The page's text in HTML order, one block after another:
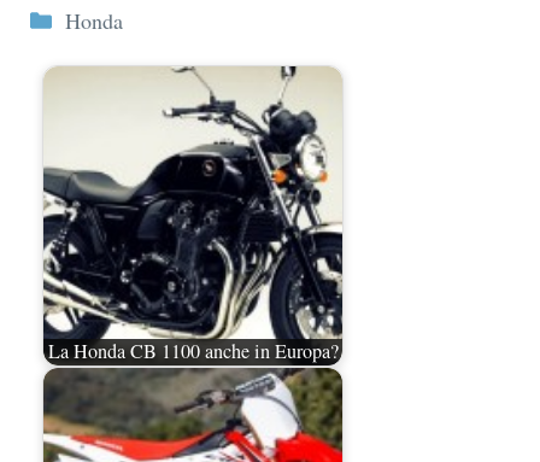
Categorie
Honda
La Honda CB 1100 anche in Europa?